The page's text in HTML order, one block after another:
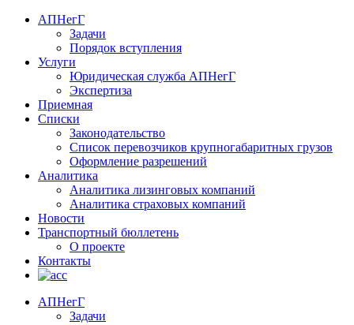
АПНегГ
Задачи
Порядок вступления
Услуги
Юридическая служба АПНегГ
Экспертиза
Приемная
Списки
Законодательство
Список перевозчиков крупногабаритных грузов
Оформление разрешений
Аналитика
Аналитика лизинговых компаний
Aналитика страховых компаний
Новости
Транспортный бюллетень
О проекте
Контакты
АПНегГ
Задачи